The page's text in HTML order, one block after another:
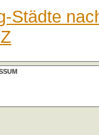
Städte